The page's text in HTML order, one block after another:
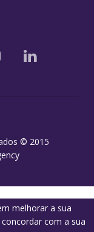
© 2015
melhorar a sua
com a sua